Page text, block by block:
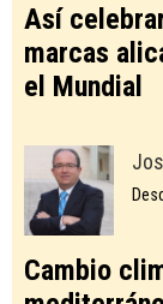
Así
marcas
el Mundial
Cambio